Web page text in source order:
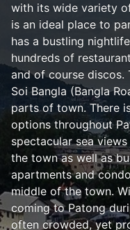
with its wide variety
is an ideal place to
has a bustling
hundreds of
and of course discos.
Soi Bangla (Bangla
parts of town. There
options throughout
spectacular sea
the town as well as
apartments and
middle of the town.
coming to Patong
often crowded, yet